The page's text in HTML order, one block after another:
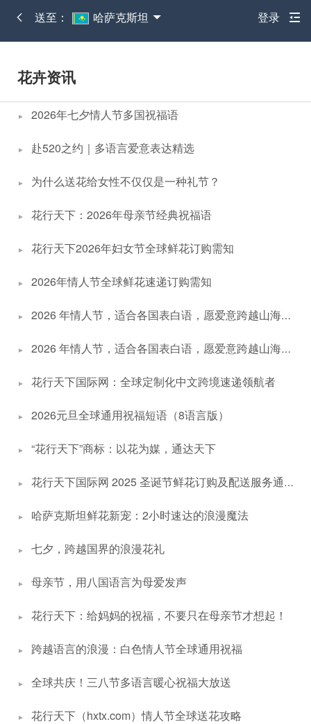
送至： 哈萨克斯坦 登录
花卉资讯
2026年七夕情人节多国祝福语
赴520之约｜多语言爱意表达精选
为什么送花给女性不仅仅是一种礼节？
花行天下：2026年母亲节经典祝福语
花行天下2026年妇女节全球鲜花订购需知
2026年情人节全球鲜花速递订购需知
2026 年情人节，适合各国表白语，愿爱意跨越山海抵达（B篇）
2026 年情人节，适合各国表白语，愿爱意跨越山海抵达（A篇）
花行天下国际网：全球定制化中文跨境速递领航者
2026元旦全球通用祝福短语（8语言版）
“花行天下”商标：以花为媒，通达天下
花行天下国际网 2025 圣诞节鲜花订购及配送服务通知
哈萨克斯坦鲜花新宠：2小时速达的浪漫魔法
七夕，跨越国界的浪漫花礼
母亲节，用八国语言为母爱发声
花行天下：给妈妈的祝福，不要只在母亲节才想起！
跨越语言的浪漫：白色情人节全球通用祝福
全球共庆！三八节多语言暖心祝福大放送
花行天下（hxtx.com）情人节全球送花攻略